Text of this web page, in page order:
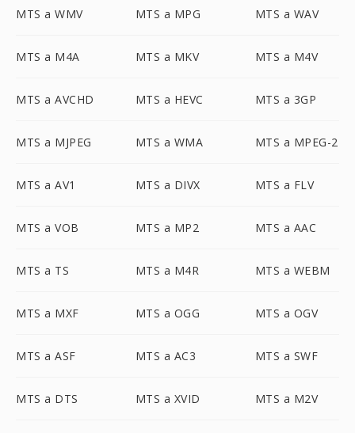
MTS a WMV MTS a MPG MTS a WAV
MTS a M4A MTS a MKV MTS a M4V
MTS a AVCHD MTS a HEVC MTS a 3GP
MTS a MJPEG MTS a WMA MTS a MPEG-2
MTS a AV1 MTS a DIVX MTS a FLV
MTS a VOB MTS a MP2 MTS a AAC
MTS a TS MTS a M4R MTS a WEBM
MTS a MXF MTS a OGG MTS a OGV
MTS a ASF MTS a AC3 MTS a SWF
MTS a DTS MTS a XVID MTS a M2V